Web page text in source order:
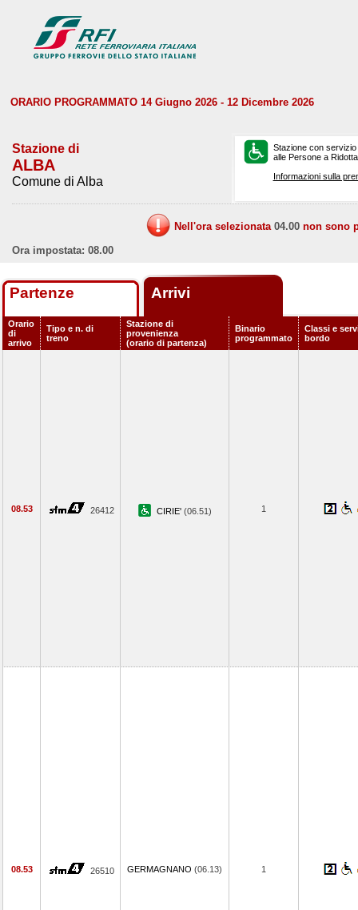
ORARIO PROGRAMMATO 14 Giugno 2026 - 12 Dicembre 2026
Stazione di
ALBA
Comune di Alba
Stazione con
alle Persone a
Informazioni sulla
Nell'ora selezionata 04.00 non sono
Ora impostata: 08.00
Partenze Arrivi
Orario
di
arrivo
Tipo e n. di
treno
Stazione di
provenienza
(orario di partenza)
Binario
programmato
Classi e
bordo
08.53 26412 CIRIE' (06.51) 1
08.53 26510 GERMAGNANO (06.13) 1